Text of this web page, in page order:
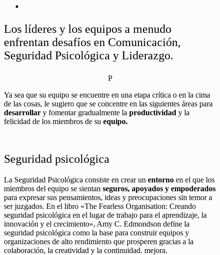
Los líderes y los equipos a menudo
enfrentan desafíos en Comunicación,
Seguridad Psicológica y Liderazgo.
P
Ya sea que su equipo se encuentre en una etapa crítica o en la cima
de las cosas, le sugiero que se concentre en las siguientes áreas para
desarrollar y fomentar gradualmente la productividad y la
felicidad de los miembros de su equipo.
Seguridad psicológica
La Seguridad Psicológica consiste en crear un entorno en el que los
miembros del equipo se sientan seguros, apoyados y empoderados
para expresar sus pensamientos, ideas y preocupaciones sin temor a
ser juzgados. En el libro «The Fearless Organisation: Creando
seguridad psicológica en el lugar de trabajo para el aprendizaje, la
innovación y el crecimiento», Amy C. Edmondson define la
seguridad psicológica como la base para construir equipos y
organizaciones de alto rendimiento que prosperen gracias a la
colaboración, la creatividad y la continuidad. mejora.